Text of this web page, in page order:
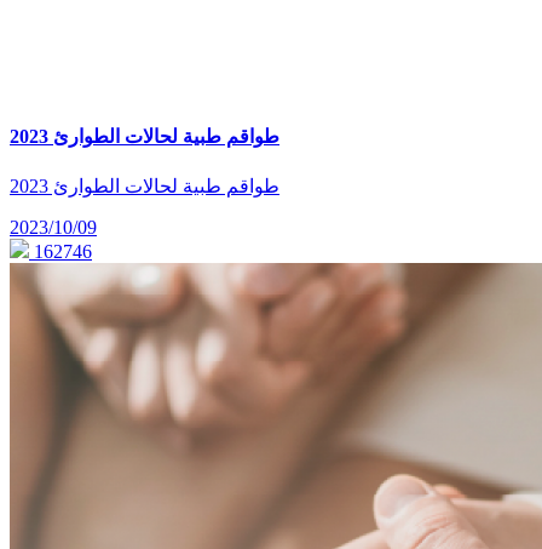
طواقم طبية لحالات الطوارئ 2023
طواقم طبية لحالات الطوارئ 2023
2023/10/09
162746